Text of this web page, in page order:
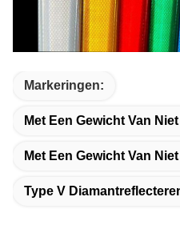
Markeringen:
Met Een Gewicht Van
Met Een Gewicht Van
Type V